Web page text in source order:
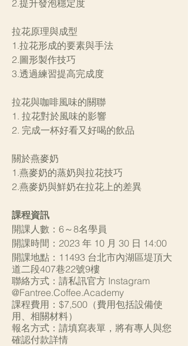
2.提升發泡穩定度
拉花原理與成型
1.拉花形成的要素與手法
2.圖形製作技巧
3.透過練習提高完成度
拉花與咖啡風味的關聯
1. 拉花對於風味的影響
2. 完成一杯好看又好喝的飲品
關於燕麥奶
1.燕麥奶的蒸奶與拉花技巧
2.燕麥奶與鮮奶在拉花上的差異
課程資訊
開課人數：6～8名學員
開課時間：2023 年 10 月 30 日 14:00
開課地點：11493 台北市內湖區堤頂大
道二段407巷22號9樓
聯絡方式：請私訊官方 Instagram
@Fantree.Coffee.Academy
課程費用：$7,500（費用包括設備使
用、相關材料）
報名方式：請填寫表單，將有專人與您
確認付款詳情